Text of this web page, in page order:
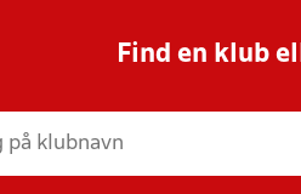
Find en klub